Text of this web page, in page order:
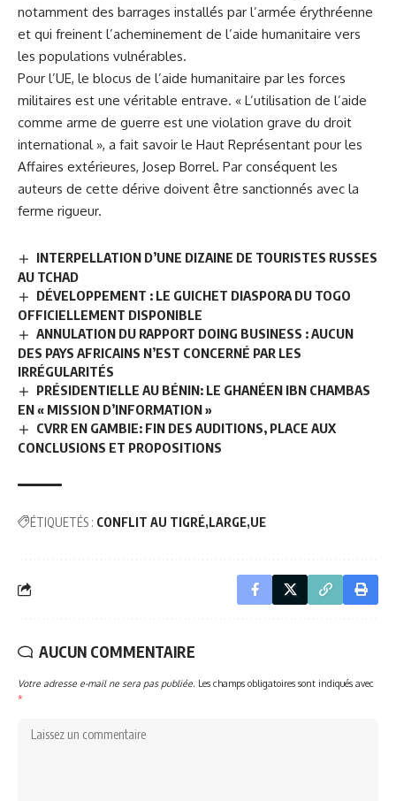
notamment des barrages installés par l’armée érythréenne
et qui freinent l’acheminement de l’aide humanitaire vers
les populations vulnérables.
Pour l’UE, le blocus de l’aide humanitaire par les forces
militaires est une véritable entrave. « L’utilisation de l’aide
comme arme de guerre est une violation grave du droit
international », a fait savoir le Haut Représentant pour les
Affaires extérieures, Josep Borrel. Par conséquent les
auteurs de cette dérive doivent être sanctionnés avec la
ferme rigueur.
INTERPELLATION D’UNE DIZAINE DE TOURISTES RUSSES
AU TCHAD
DÉVELOPPEMENT : LE GUICHET DIASPORA DU TOGO
OFFICIELLEMENT DISPONIBLE
ANNULATION DU RAPPORT DOING BUSINESS : AUCUN
DES PAYS AFRICAINS N’EST CONCERNÉ PAR LES
IRRÉGULARITÉS
PRÉSIDENTIELLE AU BÉNIN: LE GHANÉEN IBN CHAMBAS
EN « MISSION D’INFORMATION »
CVRR EN GAMBIE: FIN DES AUDITIONS, PLACE AUX
CONCLUSIONS ET PROPOSITIONS
ÉTIQUETÉS : CONFLIT AU TIGRÉ LARGE UE
AUCUN COMMENTAIRE
Votre adresse e-mail ne sera pas publiée. Les champs obligatoires sont indiqués avec
*